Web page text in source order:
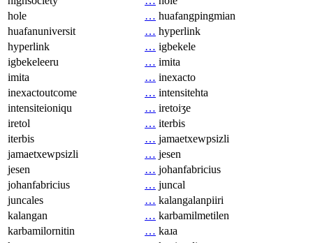
hole
… huafangpingmian
huafanuniversit
… hyperlink
hyperlink
… igbekele
igbekeleeru
… imita
imita
… inexacto
inexactoutcome
… intensitehta
intensiteioniqu
… iretoiʒe
iretol
… iterbis
iterbis
… jamaetxewpsizli
jamaetxewpsizli
… jesen
jesen
… johanfabricius
johanfabricius
… juncal
juncales
… kalangalanpiiri
kalangan
… karbamilmetilen
karbamilornitin
… kaɹa